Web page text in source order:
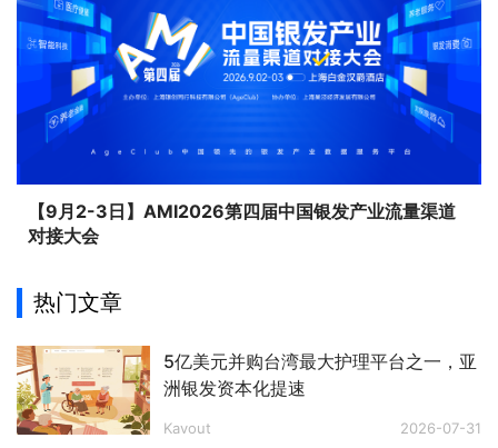
【9月2-3日】AMI2026第四届中国银发产业流量渠道
对接大会
热门文章
5亿美元并购台湾最大护理平台之一，亚
洲银发资本化提速
Kavout 2026-07-31